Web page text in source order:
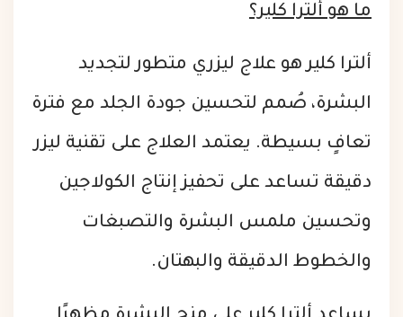
ما هو ألترا كلير؟
ألترا كلير هو علاج ليزري متطور لتجديد
البشرة، صُمم لتحسين جودة الجلد مع فترة
تعافٍ بسيطة. يعتمد العلاج على تقنية ليزر
دقيقة تساعد على تحفيز إنتاج الكولاجين
وتحسين ملمس البشرة والتصبغات
والخطوط الدقيقة والبهتان.